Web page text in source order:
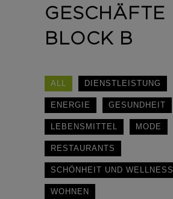
GESCHÄFTE
BLOCK B
ALL DIENSTLEISTUNG
ENERGIE GESUNDHEIT
LEBENSMITTEL MODE
RESTAURANTS
SCHÖNHEIT UND WELLNESS
WOHNEN